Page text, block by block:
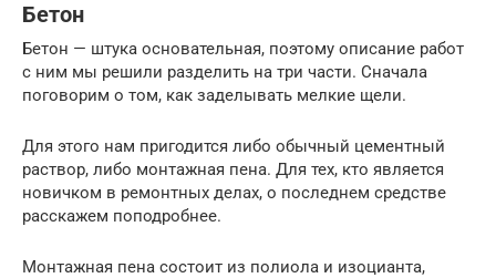
Бетон
Бетон — штука основательная, поэтому описание работ
с ним мы решили разделить на три части. Сначала
поговорим о том, как заделывать мелкие щели.
Для этого нам пригодится либо обычный цементный
раствор, либо монтажная пена. Для тех, кто является
новичком в ремонтных делах, о последнем средстве
расскажем поподробнее.
Монтажная пена состоит из полиола и изоцианта,